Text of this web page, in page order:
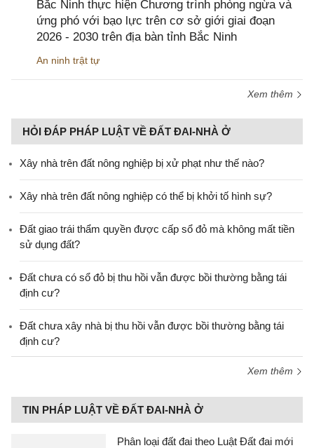
Bắc Ninh thực hiện Chương trình phòng ngừa và
ứng phó với bạo lực trên cơ sở giới giai đoạn
2026 - 2030 trên địa bàn tỉnh Bắc Ninh
An ninh trật tự
Xem thêm
HỎI ĐÁP PHÁP LUẬT VỀ ĐẤT ĐAI-NHÀ Ở
Xây nhà trên đất nông nghiệp bị xử phạt như thế nào?
Xây nhà trên đất nông nghiệp có thể bị khởi tố hình sự?
Đất giao trái thẩm quyền được cấp sổ đỏ mà không mất tiền
sử dụng đất?
Đất chưa có sổ đỏ bị thu hồi vẫn được bồi thường bằng tái
định cư?
Đất chưa xây nhà bị thu hồi vẫn được bồi thường bằng tái
định cư?
Xem thêm
TIN PHÁP LUẬT VỀ ĐẤT ĐAI-NHÀ Ở
Phân loại đất đai theo Luật Đất đai mới